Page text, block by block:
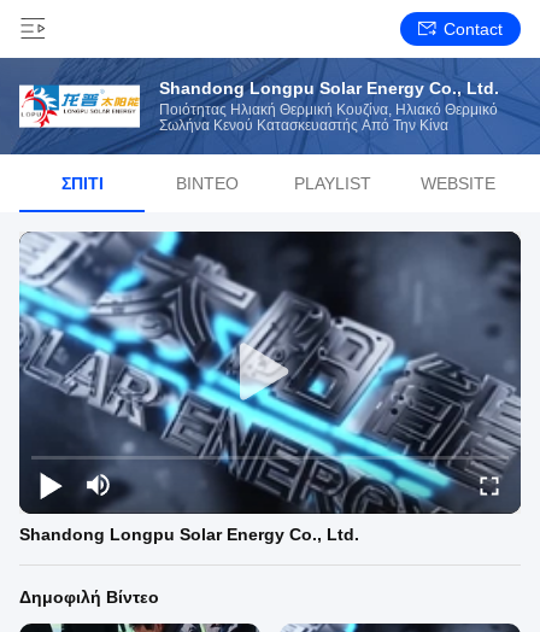
Contact
Shandong Longpu Solar Energy Co., Ltd.
Ποιότητας Ηλιακή Θερμική Κουζίνα, Ηλιακό Θερμικό
Σωλήνα Κενού Κατασκευαστής Από Την Κίνα
ΣΠΊΤΙ ΒΊΝΤΕΟ PLAYLIST WEBSITE
Shandong Longpu Solar Energy Co., Ltd.
Δημοφιλή Βίντεο